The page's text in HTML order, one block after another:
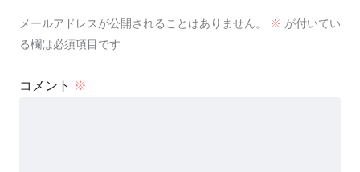
メールアドレスが公開されることはありません。 ※ が付いてい
る欄は必須項目です
コメント ※